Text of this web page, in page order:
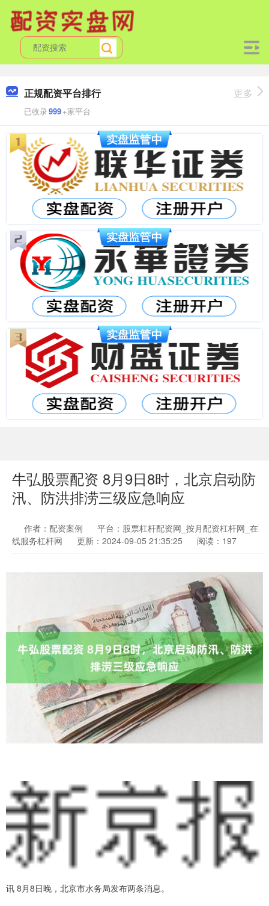
正规配资平台排行
已收录999+家平台
更多
牛弘股票配资 8月9日8时，北京启动防
汛、防洪排涝三级应急响应
作者：配资案例
平台：股票杠杆配资网_按月配资杠杆网_在
线服务杠杆网
更新：2024-09-05 21:35:25 阅读：197
讯 8月8日晚，北京市水务局发布两条消息。